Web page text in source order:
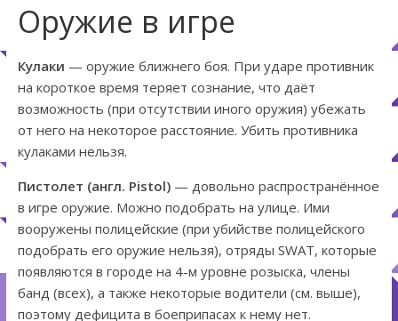
Оружие в игре
Кулаки — оружие ближнего боя. При ударе противник
на короткое время теряет сознание, что даёт
возможность (при отсутствии иного оружия) убежать
от него на некоторое расстояние. Убить противника
кулаками нельзя.
Пистолет (англ. Pistol)— довольно распространённое
в игре оружие. Можно подобрать на улице. Ими
вооружены полицейские (при убийстве полицейского
подобрать его оружие нельзя), отряды SWAT, которые
появляются в городе на 4-м уровне розыска, члены
банд (всех), а также некоторые водители (см. выше),
поэтому дефицита в боеприпасах к нему нет.